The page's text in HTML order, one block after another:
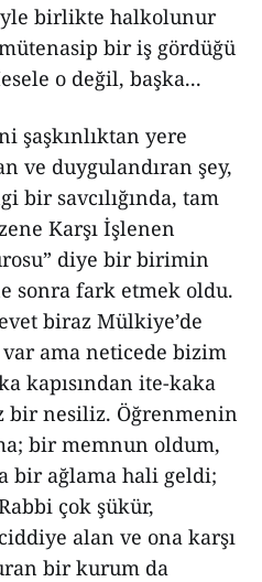
birlikte halkolunur
bir iş gördüğü
o değil, başka...
şaşkınlıktan yere
ve duygulandıran şey,
bir savcılığında, tam
Karşı İşlenen
diye bir birimin
sonra fark etmek oldu.
biraz Mülkiye’de
ama neticede bizim
kapısından ite-kaka
bir nesiliz. Öğrenmenin
bir memnun oldum,
bir ağlama hali geldi;
çok şükür,
alan ve ona karşı
bir kurum da